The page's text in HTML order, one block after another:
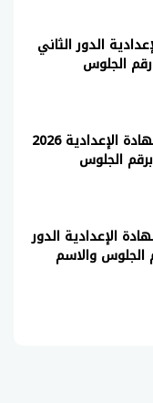
الدور الثاني
اعرف درجاتك.. نتيجة الشهادة الإعدادية 2026
الجلوس
الإعدادية الدور